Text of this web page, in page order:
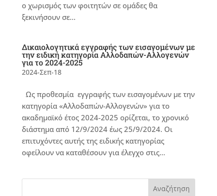
ο χωρισμός των φοιτητών σε ομάδες θα
ξεκινήσουν σε...
Δικαιολογητικά εγγραφής των εισαγομένων με
την ειδική κατηγορία Αλλοδαπών-Αλλογενών
για το 2024-2025
2024-Σεπ-18
Ως προθεσμία εγγραφής των εισαγομένων με την
κατηγορία «Αλλοδαπών-Αλλογενών» για το
ακαδημαϊκό έτος 2024-2025 ορίζεται, το χρονικό
διάστημα από 12/9/2024 έως 25/9/2024. Οι
επιτυχόντες αυτής της ειδικής κατηγορίας
οφείλουν να καταθέσουν για έλεγχο στις...
Αναζήτηση